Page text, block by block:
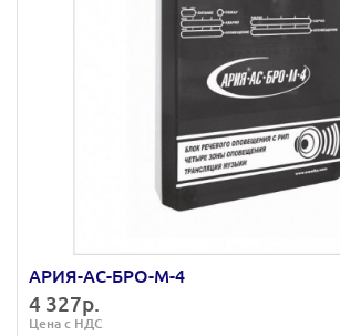
АРИЯ-АС-БРО-М-4
4 327р.
Цена с НДС